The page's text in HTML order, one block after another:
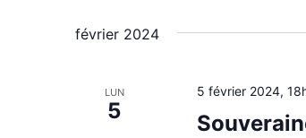
février 2024
LUN
5
5 février 2024,